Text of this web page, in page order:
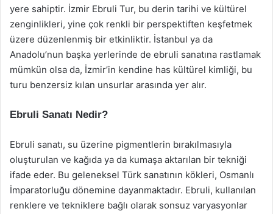
yere sahiptir. İzmir Ebruli Tur, bu derin tarihi ve kültürel
zenginlikleri, yine çok renkli bir perspektiften keşfetmek
üzere düzenlenmiş bir etkinliktir. İstanbul ya da
Anadolu’nun başka yerlerinde de ebruli sanatına rastlamak
mümkün olsa da, İzmir’in kendine has kültürel kimliği, bu
turu benzersiz kılan unsurlar arasında yer alır.
Ebruli Sanatı Nedir?
Ebruli sanatı, su üzerine pigmentlerin bırakılmasıyla
oluşturulan ve kağıda ya da kumaşa aktarılan bir tekniği
ifade eder. Bu geleneksel Türk sanatının kökleri, Osmanlı
İmparatorluğu dönemine dayanmaktadır. Ebruli, kullanılan
renklere ve tekniklere bağlı olarak sonsuz varyasyonlar